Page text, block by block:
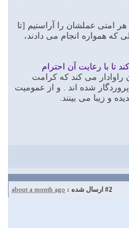
هر امتی عملشان را آراستیم [تا
که همواره انجام می دادند،
تا با رعایت آن احترام
می کند که کرامت
شده اند . و از عمومیت
و زیبا می بینند.
#2 ارسال شده : about a month ago